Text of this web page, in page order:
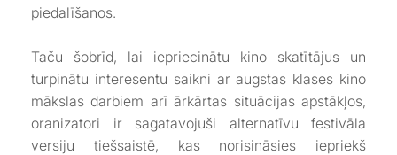
piedalīšanos.
Taču šobrīd, lai iepriecinātu kino skatītājus un
turpinātu interesentu saikni ar augstas klases kino
mākslas darbiem arī ārkārtas situācijas apstākļos,
oranizatori ir sagatavojuši alternatīvu festivāla
versiju tiešsaistē, kas norisināsies iepriekš